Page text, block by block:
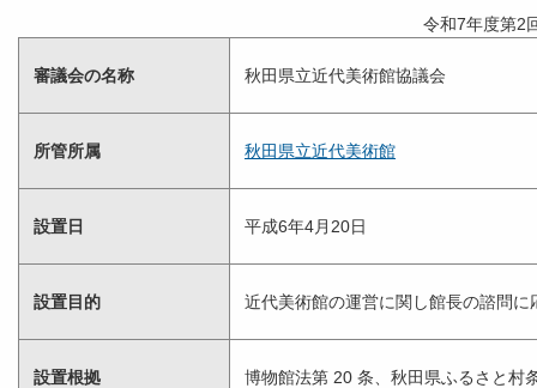
令和7年度第2
審議会の名称 秋田県立近代美術館協議会
所管所属 秋田県立近代美術館
設置日 平成6年4月20日
設置目的 近代美術館の運営に関し館長の諮問
設置根拠 博物館法第 20 条、秋田県ふるさと村